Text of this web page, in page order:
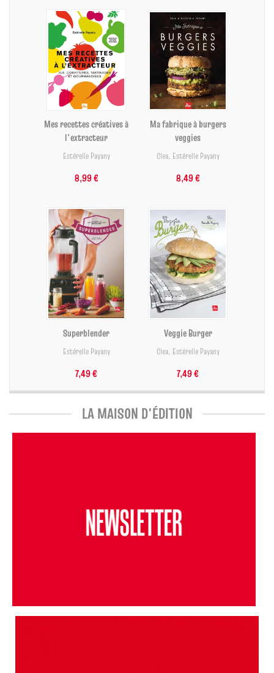
Mes recettes créatives à
l'extracteur
Estérelle Payany
8,99 €
Ma fabrique à burgers
veggies
Clea, Estérelle Payany
8,49 €
Superblender
Estérelle Payany
7,49 €
Veggie Burger
Clea, Estérelle Payany
7,49 €
LA MAISON D'ÉDITION